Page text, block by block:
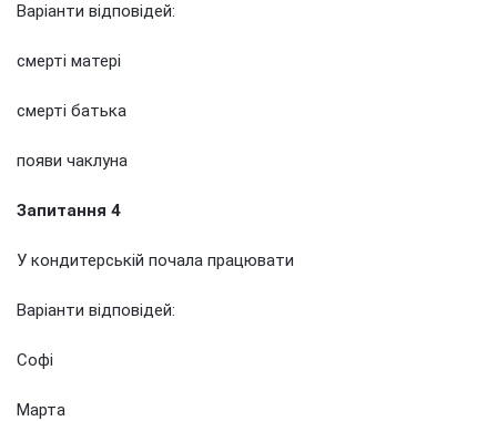
Варіанти відповідей:
смерті матері
смерті батька
появи чаклуна
Запитання 4
У кондитерській почала працювати
Варіанти відповідей:
Софі
Марта